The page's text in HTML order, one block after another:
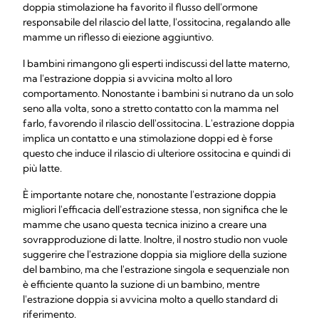
doppia stimolazione ha favorito il flusso dell'ormone
responsabile del rilascio del latte, l'ossitocina, regalando alle
mamme un riflesso di eiezione aggiuntivo.
I bambini rimangono gli esperti indiscussi del latte materno,
ma l'estrazione doppia si avvicina molto al loro
comportamento. Nonostante i bambini si nutrano da un solo
seno alla volta, sono a stretto contatto con la mamma nel
farlo, favorendo il rilascio dell'ossitocina. L'estrazione doppia
implica un contatto e una stimolazione doppi ed è forse
questo che induce il rilascio di ulteriore ossitocina e quindi di
più latte.
È importante notare che, nonostante l'estrazione doppia
migliori l'efficacia dell'estrazione stessa, non significa che le
mamme che usano questa tecnica inizino a creare una
sovrapproduzione di latte. Inoltre, il nostro studio non vuole
suggerire che l'estrazione doppia sia migliore della suzione
del bambino, ma che l'estrazione singola e sequenziale non
è efficiente quanto la suzione di un bambino, mentre
l'estrazione doppia si avvicina molto a quello standard di
riferimento.